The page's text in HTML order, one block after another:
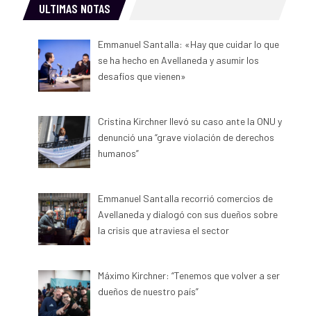
ULTIMAS NOTAS
Emmanuel Santalla: «Hay que cuidar lo que
se ha hecho en Avellaneda y asumir los
desafíos que vienen»
Cristina Kirchner llevó su caso ante la ONU y
denunció una “grave violación de derechos
humanos”
Emmanuel Santalla recorrió comercios de
Avellaneda y dialogó con sus dueños sobre
la crisis que atraviesa el sector
Máximo Kirchner: “Tenemos que volver a ser
dueños de nuestro país”